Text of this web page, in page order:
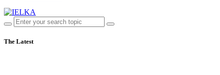
The Latest